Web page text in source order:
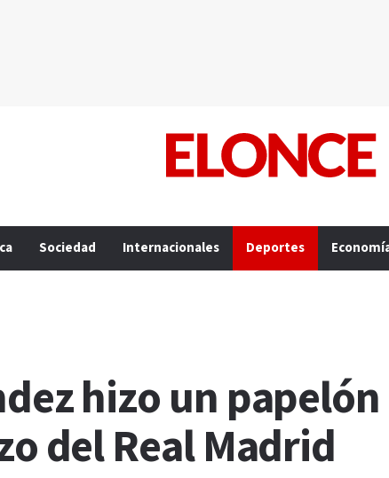
Sociedad Internacionales Deportes
hizo un
del Real Madrid